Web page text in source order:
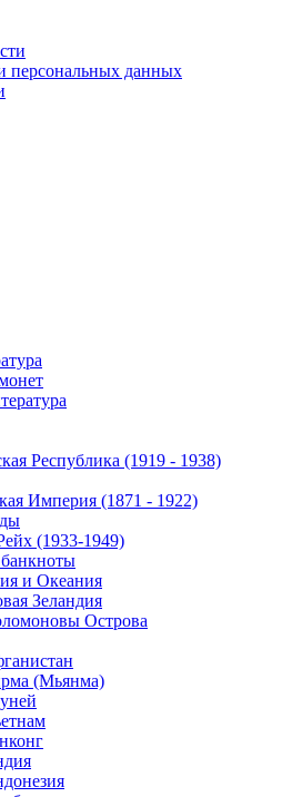
персональных данных
Республика (1919 - 1938)
Империя (1871 - 1922)
(1933-1949)
и Океания
Зеландия
Острова
(Мьянма)